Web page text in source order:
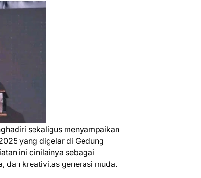
sekaligus menyampaikan
yang digelar di Gedung
ini dinilainya sebagai
dan kreativitas generasi muda.